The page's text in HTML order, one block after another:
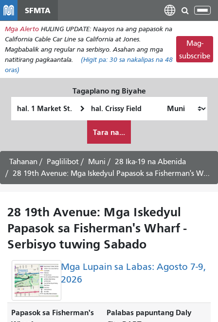
pangunahing
nilalaman
SFMTA
I-
ang
Mga Alerto HULING UPDATE: Naayos na ang papasok na
California Cable Car Line sa California at Jones.
Magbabalik ang regular na serbisyo. Asahan ang mga
natitirang pagkaantala.
(Higit pa: 30 sa nakalipas na 48
oras)
Mag-
subscribe
Tagaplano ng Biyahe
ko
gustong
maglakbay
Tara na...
Tahanan Paglilibot Muni
28 Ika-19 na Abenida
28 19th Avenue: Mga Iskedyul Papasok sa Fisherman's Wharf - Serbisyo tuwing Sabado
28 19th Avenue: Mga Iskedyul
Papasok sa Fisherman's Wharf -
Serbisyo tuwing Sabado
Mga Lupain sa Labas: Agosto 7-9,
2026
Papasok sa Fisherman's
Palabas papuntang Daly